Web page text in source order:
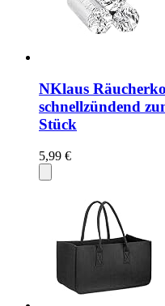
NKlaus
schnellzündend
Stück
5,99 €